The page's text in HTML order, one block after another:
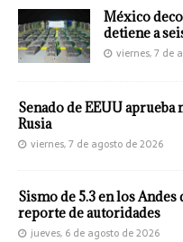
México
detiene a
viernes, 7 de
Senado de EEUU aprueba
Rusia
viernes, 7 de agosto de 2026
Sismo de 5.3 en los
reporte de autoridades
jueves, 6 de agosto de 2026